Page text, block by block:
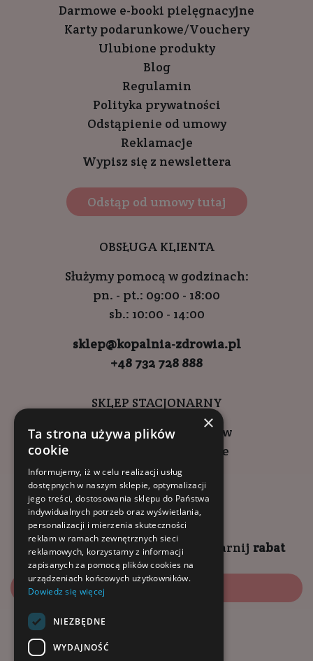
Darmowe e-booki pielęgnacyjne
Karty podarunkowe/Vouchery
Ulubione produkty
Blog
Regulamin
Polityka prywatności
Odstąpienie od umowy
Reklamacje
Wypisz się z newslettera
Odstąp od umowy tutaj
OBSŁUGA KLIENTA
Służymy pomocą w godzinach:
pn. - pt.: 09:00 - 18:00
sb.: 10:00 - 14:00
sklep@kopalnia-zdrowia.pl
+48 732 728 888
SKLEP STACJONARNY
ul. Wadowicka 6, Kraków
Kompleks Buma Square
godziny otwarcia:
9:00 - 18:00 (pon-pt)
10:00 - 14:00 (sob)
Zapisz się naNEWSLETTER zgarnij rabat
Zapisz się
×
Ta strona używa plików
cookie
Informujemy, iż w celu realizacji usług
dostępnych w naszym sklepie, optymalizacji
jego treści, dostosowania sklepu do Państwa
indywidualnych potrzeb oraz wyświetlania,
personalizacji i mierzenia skuteczności
reklam w ramach zewnętrznych sieci
reklamowych, korzystamy z informacji
zapisanych za pomocą plików cookies na
urządzeniach końcowych użytkowników.
Dowiedz się więcej
NIEZBĘDNE
WYDAJNOŚĆ